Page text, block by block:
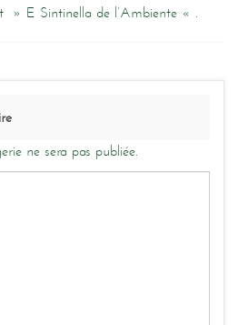
» E Sintinella de l’Ambiente « .
ne sera pas publiée.